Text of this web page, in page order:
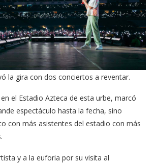
la gira con dos conciertos a reventar.
el Estadio Azteca de esta urbe, marcó
espectáculo hasta la fecha, sino
con más asistentes del estadio con más
y a la euforia por su visita al